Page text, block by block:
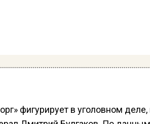
фигурирует в уголовном деле,